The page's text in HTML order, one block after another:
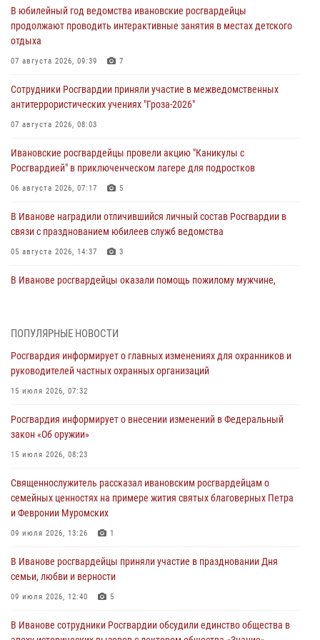
В юбилейный год ведомства ивановские росгвардейцы
продолжают проводить интерактивные занятия в местах детского
отдыха
07 августа 2026, 09:39 7
Сотрудники Росгвардии приняли участие в межведомственных
антитеррористических учениях "Гроза-2026"
07 августа 2026, 08:03
Ивановские росгвардейцы провели акцию "Каникулы с
Росгвардией" в приключенческом лагере для подростков
06 августа 2026, 07:17 5
В Иванове наградили отличившийся личный состав Росгвардии в
связи с празднованием юбилеев служб ведомства
05 августа 2026, 14:37 3
В Иванове росгвардейцы оказали помощь пожилому мужчине,
торжественных мероприятиях, посвященных празднованию Дня
Воздушно-десантных войск
02 августа 2026, 11:46
Мероприятия в рамках акции «Каникулы с Росгвардией»
продолжаются в Ивановской области
31 июля 2026, 11:08
В Ивановской области при содействии Росгвардии задержаны
подозреваемые в серии автомобильных краж
30 июля 2026, 12:41
празднования Дня Крещения Руси
28 июля 2026, 08:57
ПОПУЛЯРНЫЕ НОВОСТИ
Росгвардия информирует о главных изменениях для охранников и
руководителей частных охранных организаций
15 июля 2026, 07:32
Росгвардия информирует о внесении изменений в Федеральный
закон «Об оружии»
15 июля 2026, 08:23
Священнослужитель рассказал ивановским росгвардейцам о
семейных ценностях на примере жития святых благоверных Петра
и Февронии Муромских
09 июля 2026, 13:26 1
В Иванове росгвардейцы приняли участие в праздновании Дня
семьи, любви и верности
09 июля 2026, 12:40 5
В Иванове сотрудники Росгвардии обсудили единство общества в